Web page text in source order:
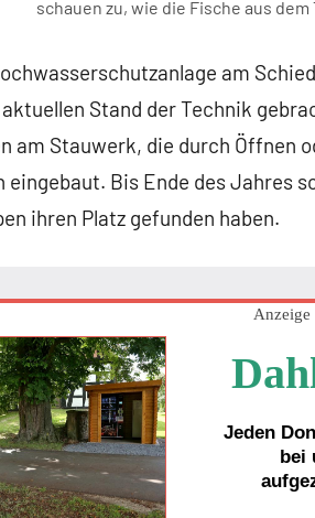
schauen zu, wie die Fische aus
am
Stand der Technik
am Stauwerk, die durch Öffnen
eingebaut. Bis Ende des Jahres
ihren Platz gefunden haben.
Anzeige
Jeden
bei